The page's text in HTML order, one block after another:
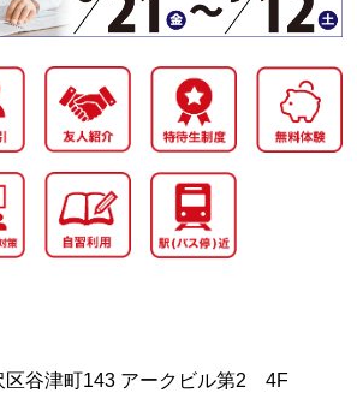
区谷津町143 アークビル第2 4F